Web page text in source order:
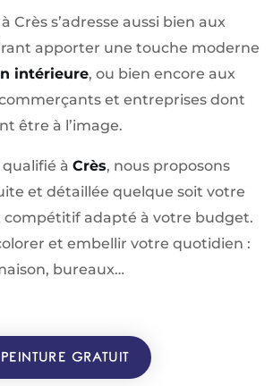
Crès s’adresse aussi bien aux
apporter une touche moderne
intérieure, ou bien encore aux
et entreprises dont
être à l’image.
qualifié à Crès, nous proposons
et détaillée quelque soit votre
compétitif adapté à votre budget.
et embellir votre quotidien :
bureaux…
GRATUIT